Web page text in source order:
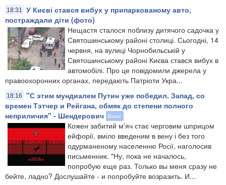
18:31
У Києві стався вибух у припаркованому авто,
постраждали діти (фото)
Нещастя сталося поблизу дитячого садочка у
Святошинському районі столиці. Сьогодні, 14
червня, на вулиці Чорнобильській у
Святошинському районі Києва стався вибух в
автомобілі. Про це повідомили джерела у
правоохоронних органах, передають Патріоти Укра...
18:16
"С этим мундиалем Путин уже победил. Запад, со
времен Тэтчер и Рейгана, обмяк до степени полного
неприличия" - Шендерович Блог
Кожен забитий м'яч стає черговим шприцом
ейфорії, вміло введеним в вену і без того
одурманеному населенню Росії, наголосив
письменник. "Ну, пока не началось,
попробую еще раз. Только вы меня сразу не
бейте, ладно? Дослушайте - и попробуйте возразить. И...